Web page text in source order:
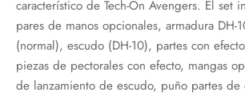
característico de Tech-On Avengers. El set
pares de manos opcionales, armadura DH-
(normal), escudo (DH-10), partes con
piezas de pectorales con efecto, mangas
de lanzamiento de escudo, puño partes de